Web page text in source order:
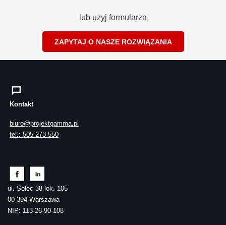
lub użyj formularza
ZAPYTAJ O NASZE ROZWIĄZANIA
Kontakt
biuro@projektgamma.pl
tel.: 505 273 550
ul. Solec 38 lok. 105
00-394 Warszawa
NIP: 113-26-90-108